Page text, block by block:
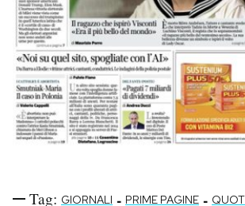
Tag: GIORNALI - PRIME PAGINE -